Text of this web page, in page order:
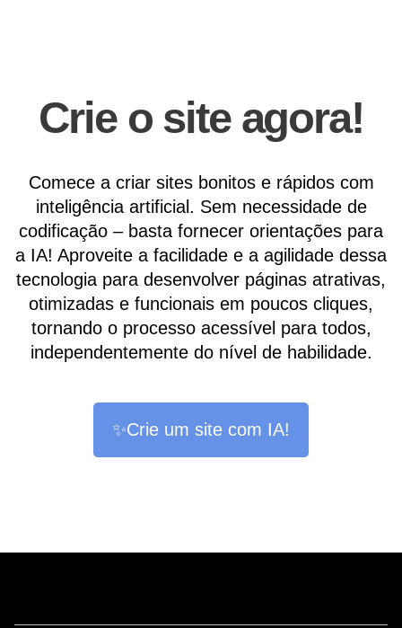
Crie o site agora!
Comece a criar sites bonitos e rápidos com
inteligência artificial. Sem necessidade de
codificação – basta fornecer orientações para
a IA! Aproveite a facilidade e a agilidade dessa
tecnologia para desenvolver páginas atrativas,
otimizadas e funcionais em poucos cliques,
tornando o processo acessível para todos,
independentemente do nível de habilidade.
✨Crie um site com IA!